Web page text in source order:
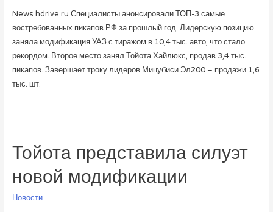
News hdrive.ru Специалисты анонсировали ТОП-3 самые
востребованных пикапов РФ за прошлый год. Лидерскую позицию
заняла модификация УАЗ с тиражом в 10,4 тыс. авто, что стало
рекордом. Второе место занял Тойота Хайлюкс, продав 3,4 тыс.
пикапов. Завершает троку лидеров Мицубиси Эл200 – продажи 1,6
тыс. шт.
Тойота представила силуэт
новой модификации
Новости